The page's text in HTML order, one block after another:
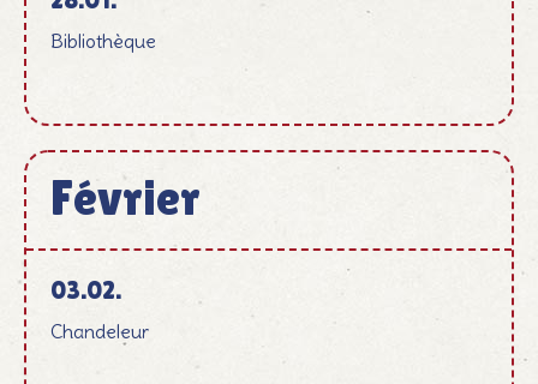
Bibliothèque
Février
Februar
03.02.
Chandeleur